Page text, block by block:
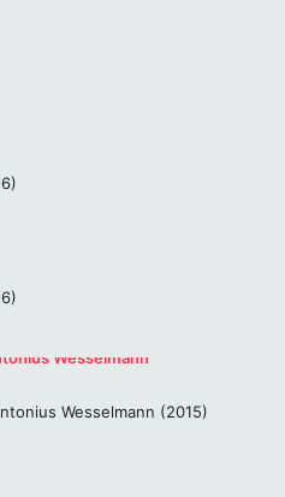
Wesselmann (2015)